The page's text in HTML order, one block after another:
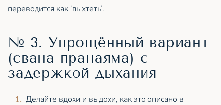
переводится как ‘пыхтеть’.
№ 3. Упрощённый вариант
(свана пранаяма) с
задержкой дыхания
Делайте вдохи и выдохи, как это описано в